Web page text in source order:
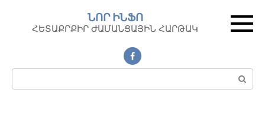
контенту
ՆՈՐ ԻՆՖՈ
ՀԵՏԱՔՐՔԻՐ ԺԱՄԱՆՑԱՅԻՆ ՀԱՐԹԱԿ
Поиск: